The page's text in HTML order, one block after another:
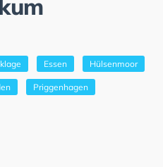
Essen Hülsenmoor
Priggenhagen